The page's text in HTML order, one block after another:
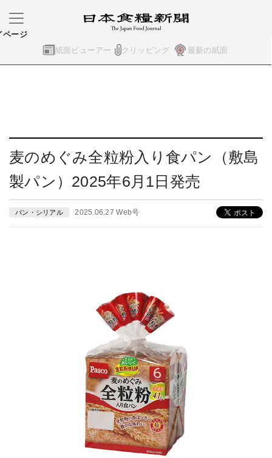
紙面ビューアー クリッピング 最新の紙面
ページ
麦のめぐみ全粒粉入り食パン（敷島
製パン）2025年6月1日発売
パン・シリアル 2025.06.27 Web号